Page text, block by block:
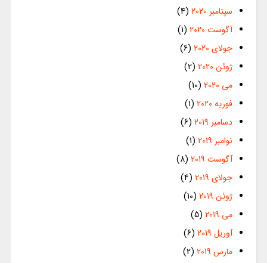
سپتامبر 2020
(4)
آگوست 2020
(1)
جولای 2020
(6)
ژوئن 2020
(2)
می 2020
(10)
فوریه 2020
(1)
دسامبر 2019
(6)
نوامبر 2019
(1)
آگوست 2019
(8)
جولای 2019
(4)
ژوئن 2019
(10)
می 2019
(5)
آوریل 2019
(6)
مارس 2019
(2)